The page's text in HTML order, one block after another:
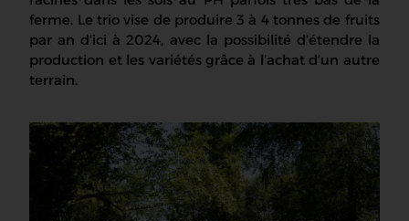
ferme. Le trio vise de produire 3 à 4 tonnes de fruits
par an d’ici à 2024, avec la possibilité d’étendre la
production et les variétés grâce à l’achat d’un autre
terrain.